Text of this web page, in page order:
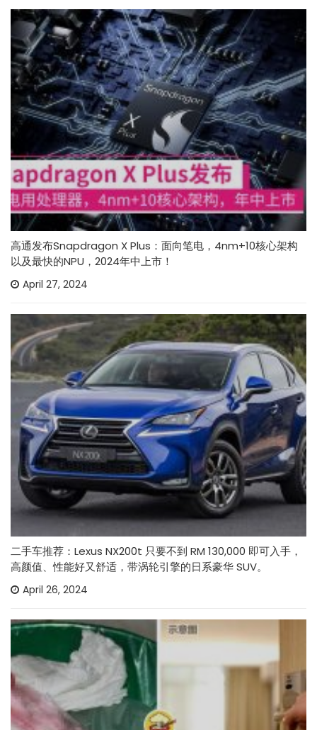
高通发布Snapdragon X Plus：面向笔电，4nm+10核心架构
以及最快的NPU，2024年中上市！
April 27, 2024
二手车推荐：Lexus NX200t 只要不到 RM 130,000 即可入手，
高颜值、性能好又舒适，带涡轮引擎的日系豪华 SUV。
April 26, 2024